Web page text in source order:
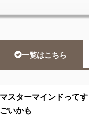
一覧はこちら
マスターマインドってす
ごいかも